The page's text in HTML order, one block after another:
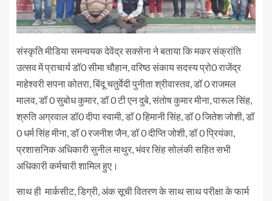
संस्कृति मीडिया समन्वयक देवेंद्र सक्सेना ने बताया कि मकर संक्रांति
उत्सव में प्राचार्य डॉ0 सीमा चौहान, वरिष्ठ संकाय सदस्य प्रो0 राजेंद्र
माहेश्वरी सपना कोतरा, बिंदू चतुर्वेदी पुनीता श्रीवास्तव, डॉ 0 राजमल
मालव, डॉ 0 सुबोध कुमार, डॉ 0 टी एन दुबे, संतोष कुमार मीना, पारूल सिंह,
श्रुति अग्रवाल डॉ0 दीपा स्वामी, डाॅ 0 हिमानी सिंह, डॉ 0 जितेश जोशी, डॉ
0 धर्म सिंह मीना, डॉ 0 रजनीश जैन, डॉ 0 दीप्ति जोशी, डॉ 0 प्रियंका,
प्रशासनिक अधिकारी सुनील माथुर, भंवर सिंह सोलंकी सहित सभी
अधिकारी कर्मचारी शामिल हुए।
साथ ही मार्कसीट, डिग्री, अंक सूची वितरण के साथ साथ परीक्षा के फार्म